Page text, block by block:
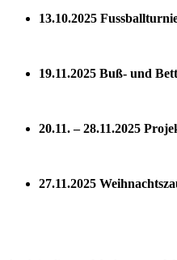
13.10.2025
19.11.2025 Buß- und
20.11. – 28.11.2025
27.11.2025